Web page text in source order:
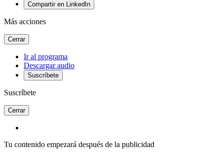
Compartir en LinkedIn
Más acciones
Cerrar
Ir al programa
Descargar audio
Suscríbete
Suscríbete
Cerrar
Tu contenido empezará después de la publicidad